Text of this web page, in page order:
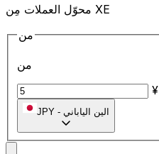
محوّل العملات مِن XE
من
من
¥
JPY - الين الياباني